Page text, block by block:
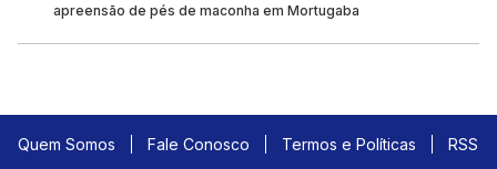
apreensão de pés de maconha em Mortugaba
Quem Somos Fale Conosco Termos e Políticas RSS